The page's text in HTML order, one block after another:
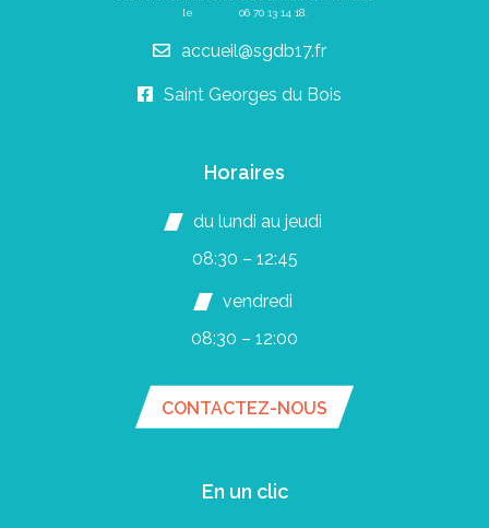
le 06 70 13 14 18
accueil@sgdb17.fr
Saint Georges du Bois
Horaires
du lundi au jeudi
08:30 – 12:45
vendredi
08:30 – 12:00
CONTACTEZ-NOUS
En un clic